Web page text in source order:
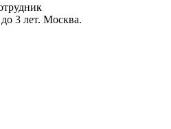
3 лет. Москва.